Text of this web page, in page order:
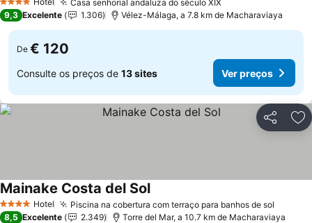
4 Estrelas Casa senhorial andaluza do século XIXVer preços
9,3 Excelente 1.306 Vélez-Málaga, a 7.8 km de Macharaviaya
De € 120
Consulte os preços de 13 sites Ver preços
Partilhar
4 EstrelasHotel Piscina na cobertura com terraço para banhos de sol
Mainake Costa del SolVer preços
8,5 Excelente 2.349 Torre del Mar, a 10.7 km de Macharaviaya